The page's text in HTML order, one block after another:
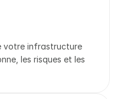
votre infrastructure
les risques et les